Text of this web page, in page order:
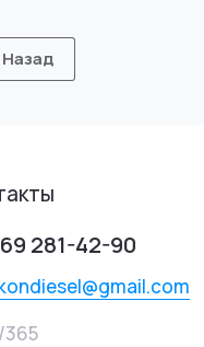
Назад
281-42-90